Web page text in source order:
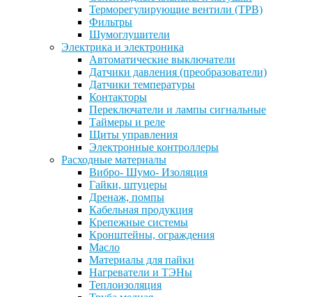
Терморегулирующие вентили (ТРВ)
Фильтры
Шумоглушители
Электрика и электроника
Автоматические выключатели
Датчики давления (преобразователи)
Датчики температуры
Контакторы
Переключатели и лампы сигнальные
Таймеры и реле
Щиты управления
Электронные контроллеры
Расходные материалы
Вибро- Шумо- Изоляция
Гайки, штуцеры
Дренаж, помпы
Кабельная продукция
Крепежные системы
Кронштейны, ограждения
Масло
Материалы для пайки
Нагреватели и ТЭНы
Теплоизоляция